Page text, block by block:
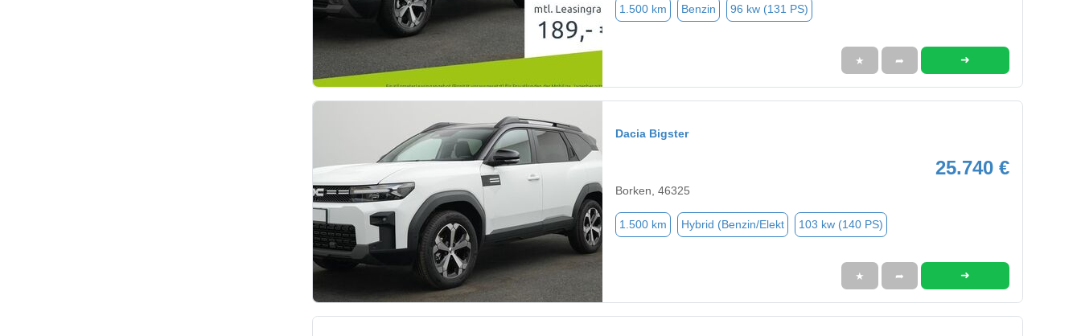
1.500 km Benzin 96 kw (131 PS)
★ ➦ ➜
Dacia Bigster
25.740 €
Borken, 46325
1.500 km Hybrid (Benzin/Elekt 103 kw (140 PS)
★ ➦ ➜